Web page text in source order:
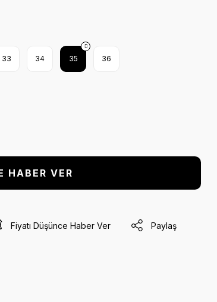
33 34 35 36
HABER VER
Fiyatı Düşünce Haber Ver Paylaş